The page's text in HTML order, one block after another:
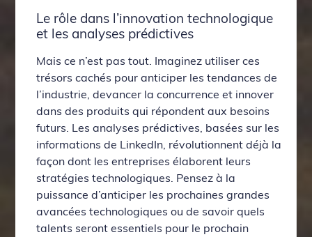
Le rôle dans l’innovation technologique
et les analyses prédictives
Mais ce n’est pas tout. Imaginez utiliser ces
trésors cachés pour anticiper les tendances de
l’industrie, devancer la concurrence et innover
dans des produits qui répondent aux besoins
futurs. Les analyses prédictives, basées sur les
informations de LinkedIn, révolutionnent déjà la
façon dont les entreprises élaborent leurs
stratégies technologiques. Pensez à la
puissance d’anticiper les prochaines grandes
avancées technologiques ou de savoir quels
talents seront essentiels pour le prochain